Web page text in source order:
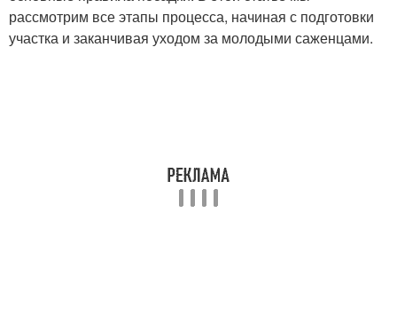
рассмотрим все этапы процесса, начиная с подготовки
участка и заканчивая уходом за молодыми саженцами.